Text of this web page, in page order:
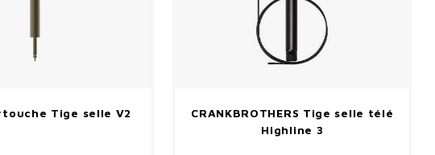
Tige selle V2
CRANKBROTHERS Tige selle télé
Highline 3